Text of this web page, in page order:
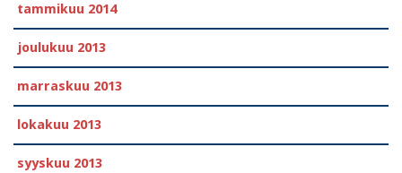
tammikuu 2014
joulukuu 2013
marraskuu 2013
lokakuu 2013
syyskuu 2013